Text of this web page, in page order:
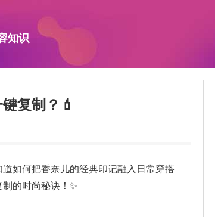
知识
复制？💄
如何把香奈儿的经典印记融入日常穿搭
的时尚秘诀！✨